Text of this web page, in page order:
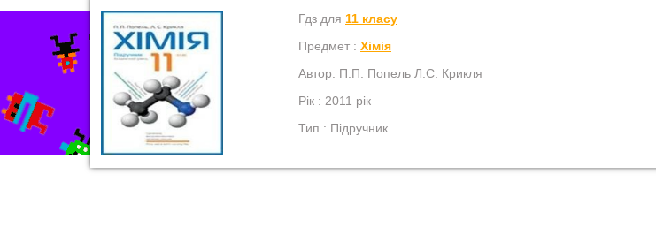
Гдз для 11 класу
Предмет : Хімія
Автор: П.П. Попель Л.С. Крикля
Рік : 2011 рік
Тип : Підручник